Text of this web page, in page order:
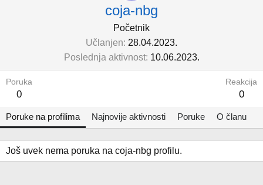
coja-nbg
Početnik
Učlanjen 28.04.2023.
Poslednja aktivnost 10.06.2023.
Poruka
0
Reakcija
0
Poruke na profilima Najnovije aktivnosti Poruke O članu
Još uvek nema poruka na coja-nbg profilu.